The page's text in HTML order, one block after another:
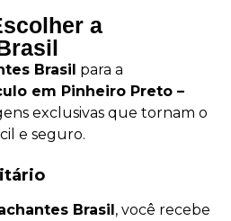
a
Brasil para a
em Pinheiro Preto –
exclusivas que tornam o
e seguro.
Brasil, você recebe